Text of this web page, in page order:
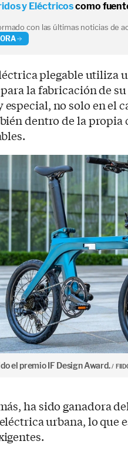
y Eléctricoscomo
con las últimas noticias de
plegable utiliza
la fabricación de
no solo en el
dentro de la propia
el premio IF Design Award.
ha sido ganadora
urbana, lo que